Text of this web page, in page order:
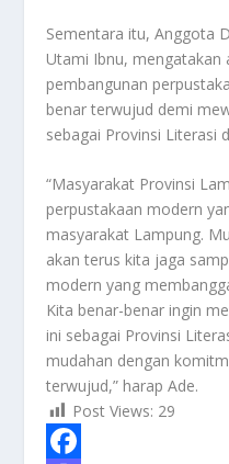
Sementara itu, Anggota
Utami Ibnu,
pembangunan
benar terwujud demi
sebagai Provinsi Literasi
“Masyarakat Provinsi
perpustakaan modern
masyarakat Lampung.
akan terus kita jaga
modern yang
Kita benar-benar ingin
ini sebagai Provinsi
mudahan dengan
terwujud,” harap Ade.
Post Views: 29